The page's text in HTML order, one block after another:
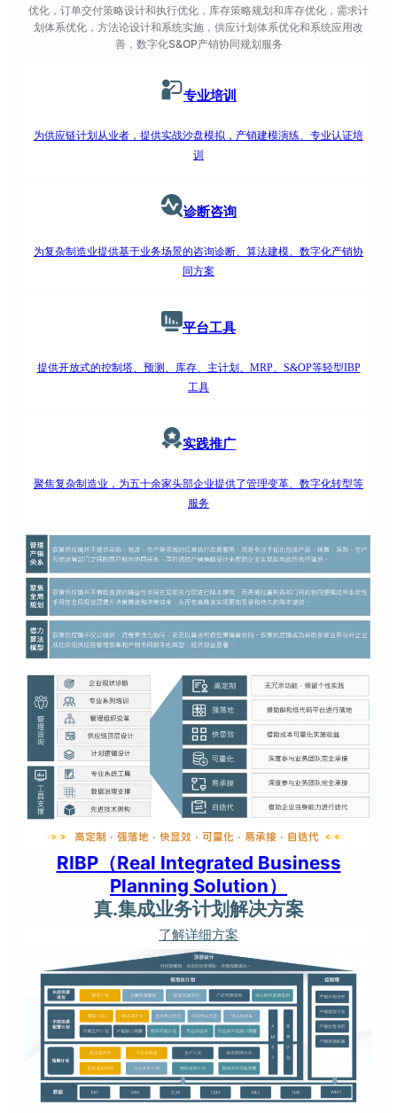
优化，订单交付策略设计和执行优化，库存策略规划和库存优化，需求计
划体系优化，方法论设计和系统实施，供应计划体系优化和系统应用改
善，数字化S&OP产销协同规划服务
专业培训
为供应链计划从业者，提供实战沙盘模拟，产销建模演练、专业认证培
训
诊断咨询
为复杂制造业提供基于业务场景的咨询诊断、算法建模、数字化产销协
同方案
平台工具
提供开放式的控制塔、预测、库存、主计划、MRP、S&OP等轻型IBP
工具
实践推广
聚焦复杂制造业，为五十余家头部企业提供了管理变革、数字化转型等
服务
RIBP（Real Integrated Business
Planning Solution）
真.集成业务计划解决方案
了解详细方案